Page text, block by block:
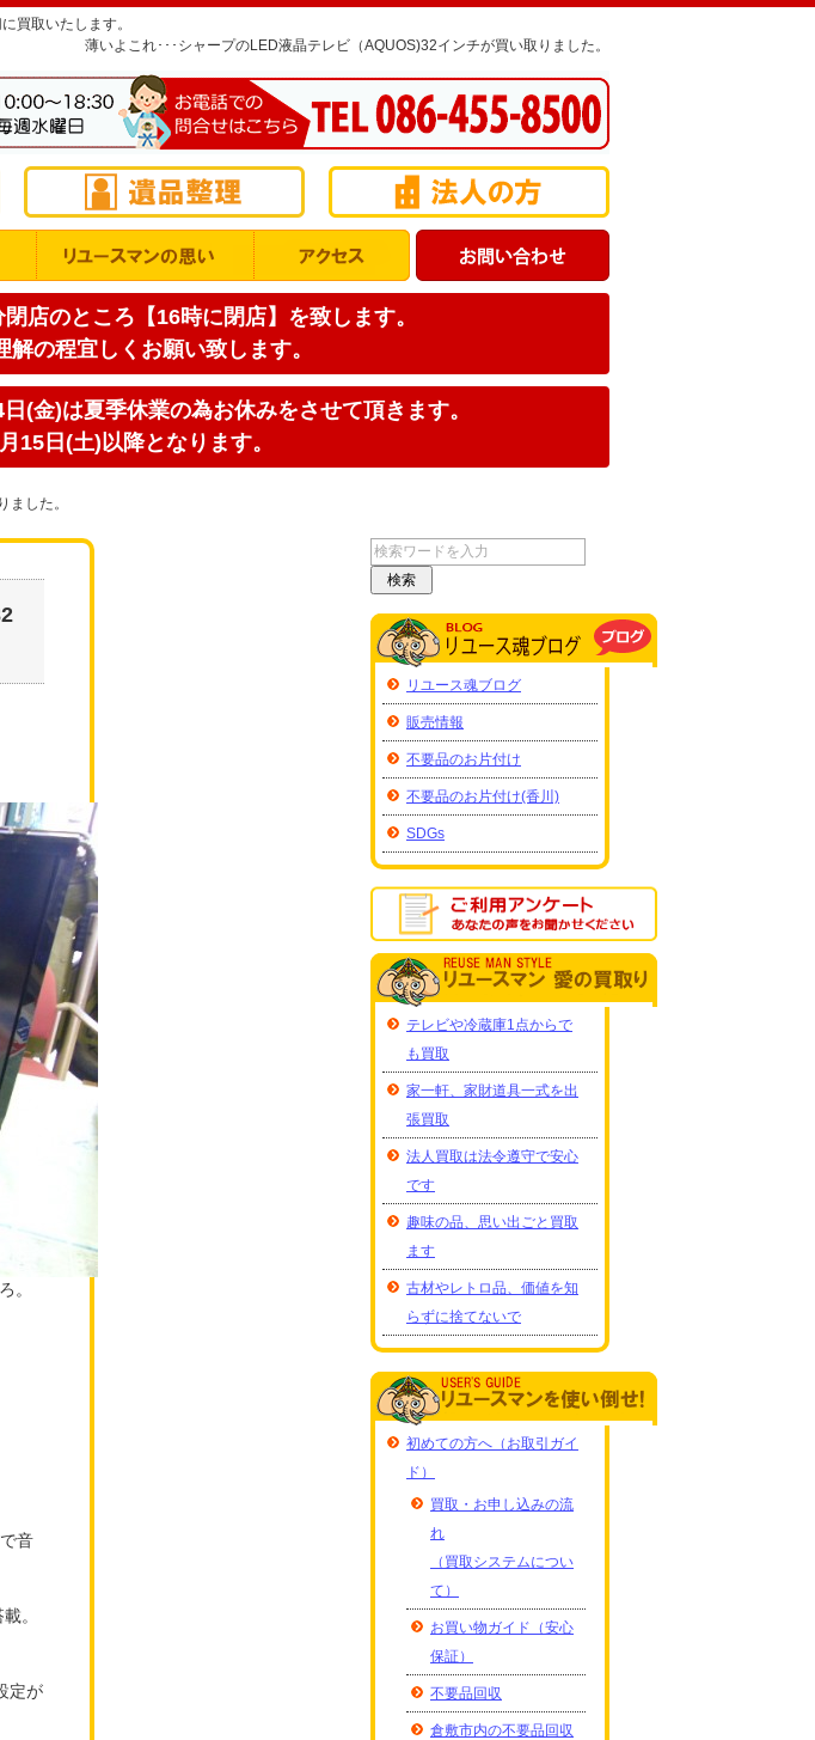
買取いたします。
薄いよこれ･･･シャープのLED液晶テレビ（AQUOS)32インチが買い取りました。
店のところ【16時に閉店】を致します。
の程宜しくお願い致します。
(金)は夏季休業の為お休みをさせて頂きます。
15日(土)以降となります。
した。
。
音
。
定が
リユース魂ブログ
販売情報
不要品のお片付け
不要品のお片付け(香川)
SDGs
テレビや冷蔵庫1点からで
も買取
家一軒、家財道具一式を出
張買取
法人買取は法令遵守で安心
です
趣味の品、思い出ごと買取
ます
古材やレトロ品、価値を知
らずに捨てないで
初めての方へ（お取引ガイ
ド）
買取・お申し込みの流
れ
（買取システムについ
て）
お買い物ガイド（安心
保証）
不要品回収
倉敷市内の不要品回収